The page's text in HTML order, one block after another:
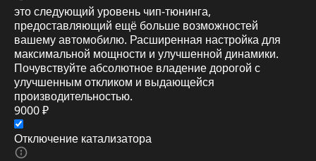
это следующий уровень чип-тюнинга,
предоставляющий ещё больше возможностей
вашему автомобилю. Расширенная настройка для
максимальной мощности и улучшенной динамики.
Почувствуйте абсолютное владение дорогой с
улучшенным откликом и выдающейся
производительностью.
9000 ₽
Отключение катализатора